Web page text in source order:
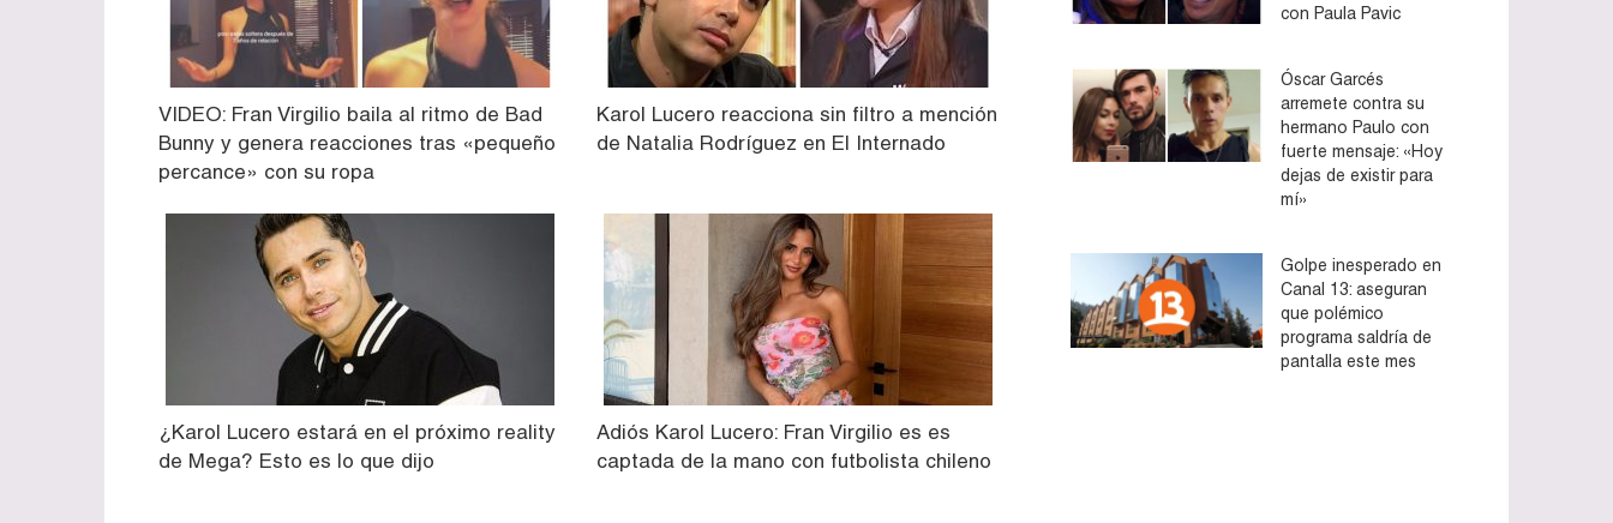
VIDEO: Fran Virgilio baila al ritmo de Bad
Bunny y genera reacciones tras «pequeño
percance» con su ropa
Karol Lucero reacciona sin filtro a mención
de Natalia Rodríguez en El Internado
¿Karol Lucero estará en el próximo reality
de Mega? Esto es lo que dijo
Adiós Karol Lucero: Fran Virgilio es es
captada de la mano con futbolista chileno
con Paula Pavic
Óscar Garcés
arremete contra su
hermano Paulo con
fuerte mensaje: «Hoy
dejas de existir para
mí»
Golpe inesperado en
Canal 13: aseguran
que polémico
programa saldría de
pantalla este mes